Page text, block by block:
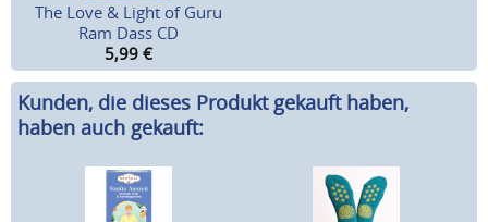
The Love & Light of Guru
Ram Dass CD
5,99 €
Kunden, die dieses Produkt gekauft haben,
haben auch gekauft: